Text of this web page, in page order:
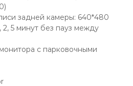
задней камеры: 640*480
5 минут без пауз между
с парковочными